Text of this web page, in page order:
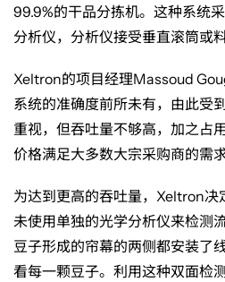
浆
果
99.9%的干品分拣机。这种系统
分析仪，分析仪接受垂直滚筒或
Xeltron的项目经理Massoud
系统的准确度前所未有，由此受
重视，但吞吐量不够高，加之占
价格满足大多数大宗采购商的需
为达到更高的吞吐量， Xeltron决
未使用单独的光学分析仪来检测
豆子形成的帘幕的两侧都安装了线
看每一颗豆子。利用这种双面检